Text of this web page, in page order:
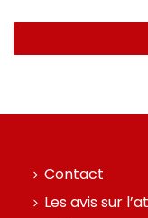
Contact
Les avis sur